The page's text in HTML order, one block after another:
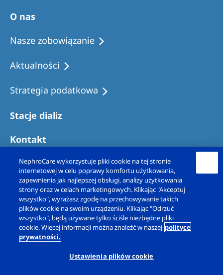
O nas
Nasze zobowiązanie
Aktualności
Strategia podatkowa
Stacje dializ
Kontakt
Copyright © Fresenius Nephrocare Polska Sp. z
o.o. 2026. Wszelkie prawa zastrzeżone.
NephroCare wykorzystuje pliki cookie na tej stronie
internetowej w celu poprawy komfortu użytkowania,
zapewnienia jak najlepszej obsługi, analizy użytkowania
strony oraz w celach marketingowych. Klikając "Akceptuj
wszystko", wyrażasz zgodę na przechowywanie takich
plików cookie na swoim urządzeniu. Klikając "Odrzuć
wszystko", będą używane tylko ściśle niezbędne pliki
cookie. Więcej informacji można znaleźć w naszej polityce
prywatności.
Ustawienia plików cookie